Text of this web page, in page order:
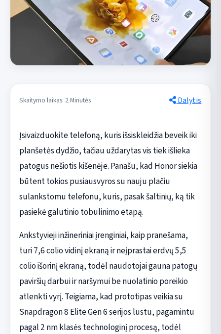
Skaitymo laikas: 2 Minutės Dalytis
Įsivaizduokite telefoną, kuris išsiskleidžia beveik iki
planšetės dydžio, tačiau uždarytas vis tiek išlieka
patogus nešiotis kišenėje. Panašu, kad Honor siekia
būtent tokios pusiausvyros su nauju plačiu
sulankstomu telefonu, kuris, pasak šaltinių, ką tik
pasiekė galutinio tobulinimo etapą.
Ankstyvieji inžineriniai įrenginiai, kaip pranešama,
turi 7,6 colio vidinį ekraną ir neįprastai erdvų 5,5
colio išorinį ekraną, todėl naudotojai gauna patogų
paviršių darbui ir naršymui be nuolatinio poreikio
atlenkti vyrį. Teigiama, kad prototipas veikia su
Snapdragon 8 Elite Gen 6 serijos lustu, pagamintu
pagal 2 nm klasės technologinį procesą, todėl